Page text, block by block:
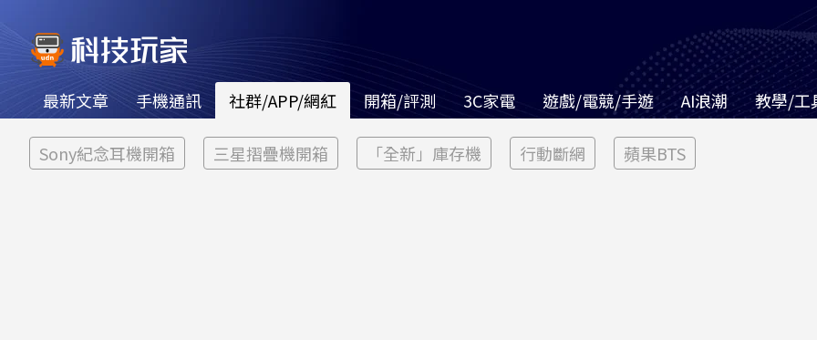
最新文章 手機通訊 社群/APP/網紅 開箱/評測 3C家電 遊戲/電競/手遊 AI浪潮 教學/工
Sony紀念耳機開箱 三星摺疊機開箱 「全新」庫存機 行動斷網 蘋果BTS